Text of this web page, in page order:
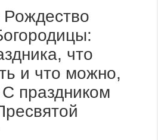
Рождество
что
и что можно,
праздником